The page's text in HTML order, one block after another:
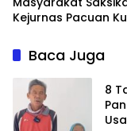
Kejurnas Pacuan
Legokjawa
Baca Juga
8